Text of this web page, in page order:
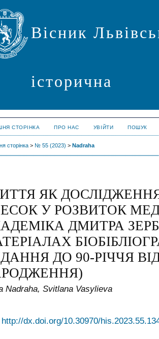
Вісник
історична
СТОРІНКА ПРО НАС УВІЙТИ ПОШУК
сторінка > № 55 (2023) > Nadraha
ЯК
У РОЗВИТОК
ДМИТРА
ДО 90-РІЧЧЯ
Nadraha, Svitlana Vasylieva
http://dx.doi.org/10.30970/